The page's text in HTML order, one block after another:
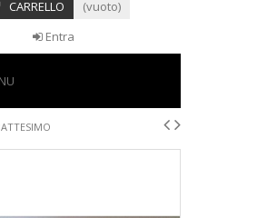
CARRELLO
(vuoto)
Entra